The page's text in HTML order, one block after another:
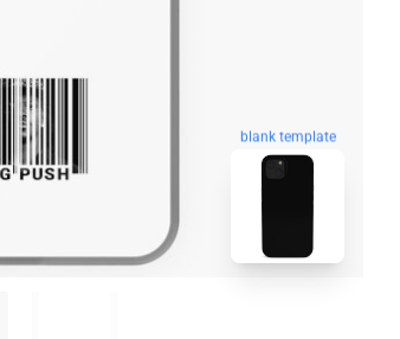
blank template